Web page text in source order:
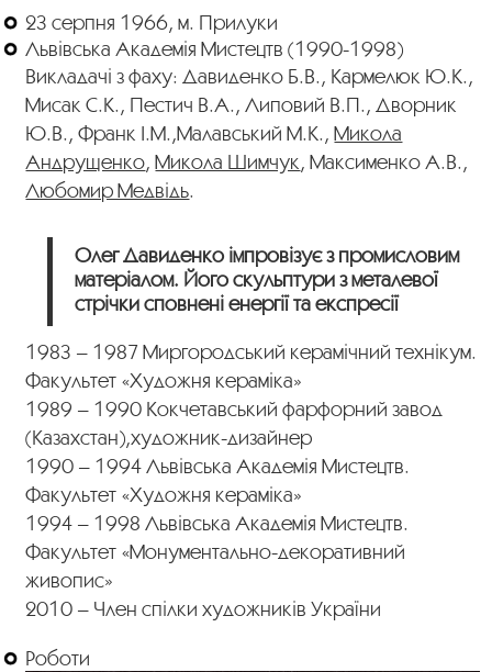
23 серпня 1966, м. Прилуки
Львівська Академія Мистецтв (1990-1998)
Викладачі з фаху: Давиденко Б.В., Кармелюк Ю.К.,
Мисак С.К., Пестич В.А., Липовий В.П., Дворник
Ю.В., Франк І.М.,Малавський М.К.,Микола
Андрущенко,Микола Шимчук, Максименко А.В.,
Любомир Медвідь.
Олег Давиденко імпровізує з промисловим
матеріалом. Його скульптури з металевої
стрічки сповнені енергії та експресії
1983 – 1987 Миргородський керамічний технікум.
Факультет «Художня кераміка»
1989 – 1990 Кокчетавський фарфорний завод
(Казахстан),художник-дизайнер
1990 – 1994 Львівська Академія Мистецтв.
Факультет «Художня кераміка»
1994 – 1998 Львівська Академія Мистецтв.
Факультет «Монументально-декоративний
живопис»
2010 – Член спілки художників України
Роботи